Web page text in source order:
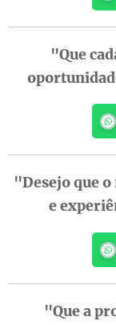
"Que
"Desejo que
e
"Que a